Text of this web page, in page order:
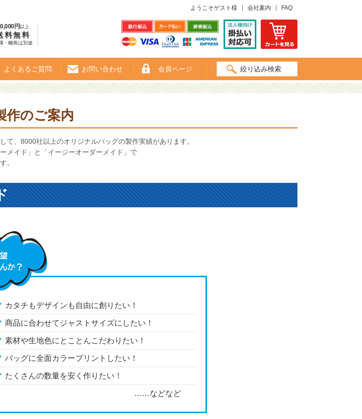
円 以上
料無料
・離島は別途
ようこそゲスト様 会社案内 FAQ
よくあるご質問 お問い合わせ 会員ページ 絞り込み検索
作のご案内
て、8000社以上のオリジナルバッグの製作実績があります。
メイド」と「イージーオーダーメイド」で
。
カタチもデザインも自由に創りたい！
商品に合わせてジャストサイズにしたい！
素材や生地色にとことんこだわりたい！
バッグに全面カラープリントしたい！
たくさんの数量を安く作りたい！
……などなど